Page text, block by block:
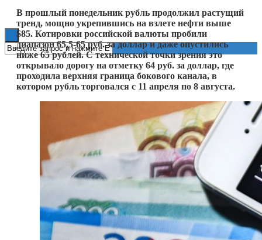
В прошлый понедельник рубль продолжил растущий
тренд, мощно укрепившись на взлете нефти выше
$85. Котировки российской валюты пробили
диапазон 65,5-65 руб. за доллар и даже опустились
ниже 65 рублей. С технической точки зрения это
открывало дорогу на отметку 64 руб. за доллар, где
проходила верхняя граница бокового канала, в
котором рубль торговался с 11 апреля по 8 августа.